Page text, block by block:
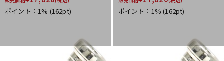
ポイント：1% (162pt) ポイント：1%(162pt)